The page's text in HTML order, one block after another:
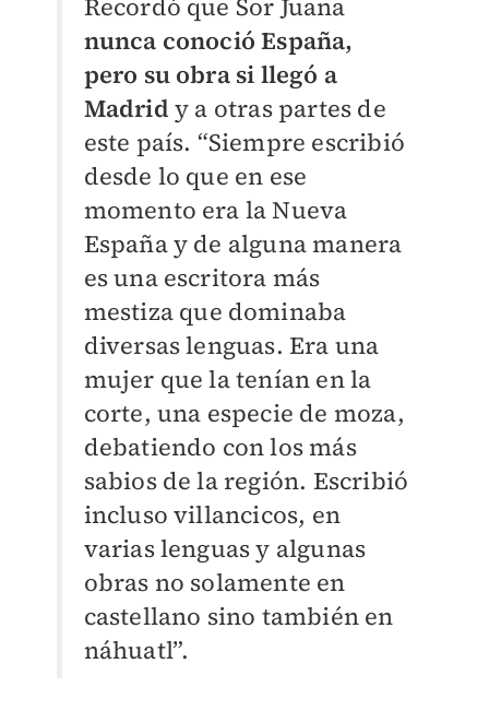
Recordó que Sor Juana
nunca conoció España,
pero su obra si llegó a
Madrid y a otras partes de
este país. “Siempre escribió
desde lo que en ese
momento era la Nueva
España y de alguna manera
es una escritora más
mestiza que dominaba
diversas lenguas. Era una
mujer que la tenían en la
corte, una especie de moza,
debatiendo con los más
sabios de la región. Escribió
incluso villancicos, en
varias lenguas y algunas
obras no solamente en
castellano sino también en
náhuatl”.